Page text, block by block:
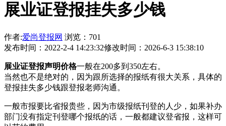
展业证登报挂失多少钱
作者:爱尚登报网 浏览：701
发布时间：2022-2-4 14:23:32修改时间：2026-6-3 15:38:10
展业证登报声明价格一般在200多到350左右。
当然也不是绝对的，因为跟所选择的报纸有很大关系，具体的
登报挂失多少钱跟登报老师沟通。
一般市报要比省报贵些，因为市级报纸刊登的人少，如果补办
部门没有指定刊登哪个报纸的话，一般都建议登省报，这样可